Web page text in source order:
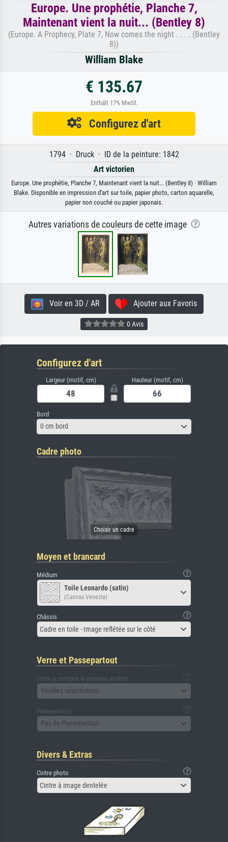
Europe. Une prophétie, Planche 7,
Maintenant vient la nuit... (Bentley 8)
(Europe. A Prophecy, Plate 7, Now comes the night . . . . (Bentley
8))
William Blake
€ 135.67
Enthält 17% MwSt.
Configurez d'art
1794 · Druck · ID de la peinture: 1842
Art victorien
Europe. Une prophétie, Planche 7, Maintenant vient la nuit... (Bentley 8) · William
Blake. Disponible en impression d'art sur toile, papier photo, carton aquarelle,
papier non couché ou papier japonais.
Autres variations de couleurs de cette image
Voir en 3D / AR Ajouter aux Favoris
0 Avis
Configurez d'art
Largeur (motif, cm) Hauteur (motif, cm)
Bord
0 cm bord
Cadre photo
Moyen et brancard
Médium
Toile Leonardo (satin)
(Canvas Venezia)
Châssis
Cadre en toile - Image reflétée sur le côté
Verre et Passepartout
verre (y compris le panneau arrière)
Veuillez sélectionner
Passepartout
Pas de Passepartout
Divers & Extras
Cintre photo
Cintre à image dentelée